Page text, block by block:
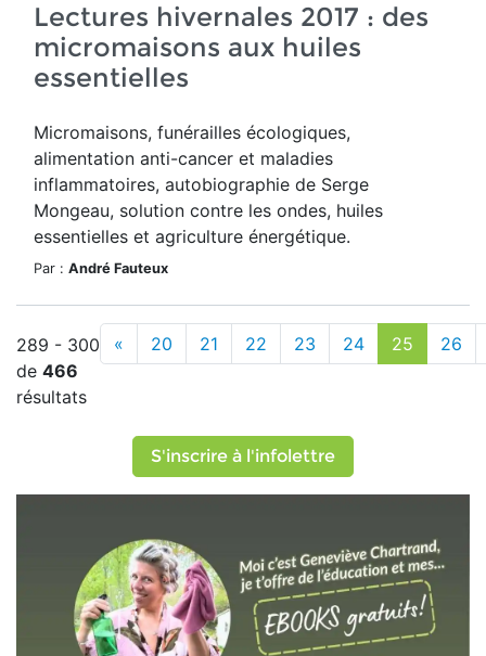
Lectures hivernales 2017 : des
micromaisons aux huiles
essentielles
Micromaisons, funérailles écologiques,
alimentation anti-cancer et maladies
inflammatoires, autobiographie de Serge
Mongeau, solution contre les ondes, huiles
essentielles et agriculture énergétique.
Par : André Fauteux
289 - 300
de 466
résultats
« 20 21 22 23 24 25 26
S'inscrire à l'infolettre